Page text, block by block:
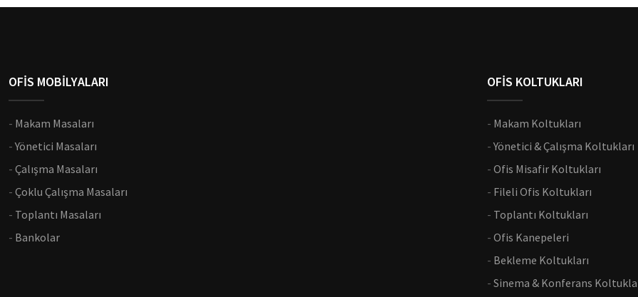
OFİS MOBİLYALARI
- Makam Masaları
-Yönetici Masaları
- Çalışma Masaları
- Çoklu Çalışma Masaları
- Toplantı Masaları
- Bankolar
OFİS KOLTUKLARI
- Makam Koltukları
-Yönetici & Çalışma Koltukları
- Ofis Misafir Koltukları
- Fileli Ofis Koltukları
- Toplantı Koltukları
- Ofis Kanepeleri
- Bekleme Koltukları
- Sinema & Konferans